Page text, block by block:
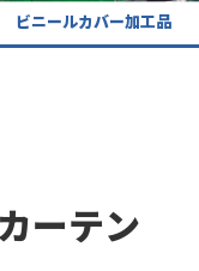
ビニールカバー加工品
ーテン